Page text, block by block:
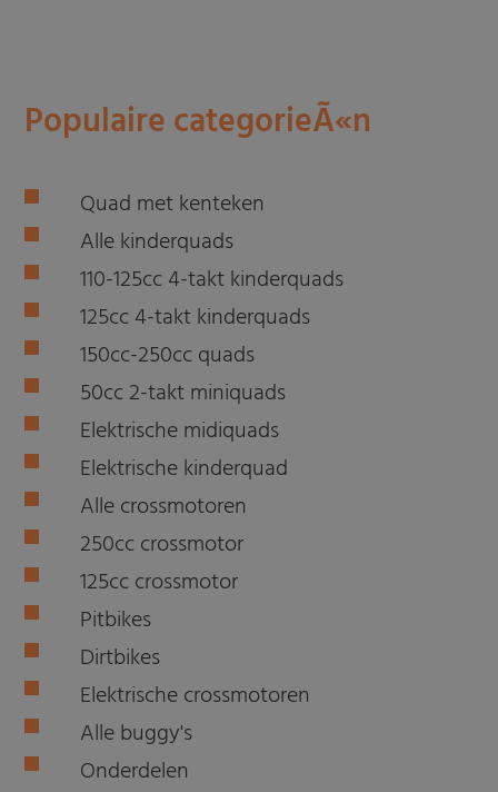
Populaire categorieÃ«n
Quad met kenteken
Alle kinderquads
110-125cc 4-takt kinderquads
125cc 4-takt kinderquads
150cc-250cc quads
50cc 2-takt miniquads
Elektrische midiquads
Elektrische kinderquad
Alle crossmotoren
250cc crossmotor
125cc crossmotor
Pitbikes
Dirtbikes
Elektrische crossmotoren
Alle buggy's
Onderdelen